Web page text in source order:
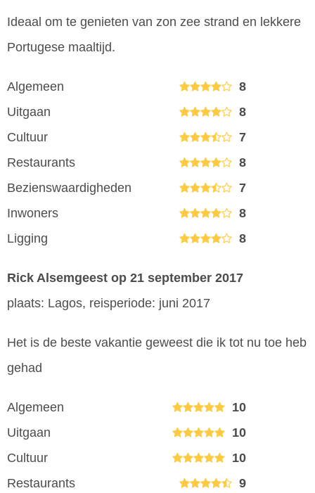
Ideaal om te genieten van zon zee strand en lekkere
Portugese maaltijd.
Algemeen
8
Uitgaan
8
Cultuur
7
Restaurants
8
Bezienswaardigheden
7
Inwoners
8
Ligging
8
Rick Alsemgeest op 21 september 2017
plaats: Lagos, reisperiode: juni 2017
Het is de beste vakantie geweest die ik tot nu toe heb
gehad
Algemeen
10
Uitgaan
10
Cultuur
10
Restaurants
9